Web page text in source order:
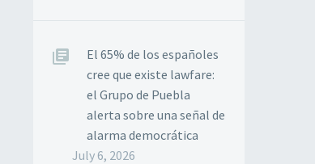
El 65% de los españoles
cree que existe lawfare:
el Grupo de Puebla
alerta sobre una señal de
alarma democrática
July 6, 2026